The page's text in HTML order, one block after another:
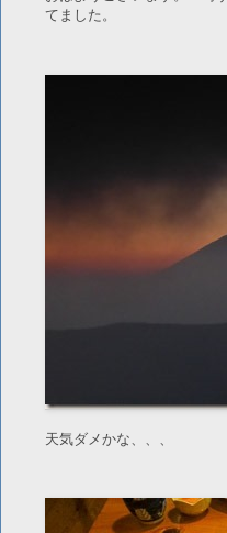
てました。
天気ダメかな、、、